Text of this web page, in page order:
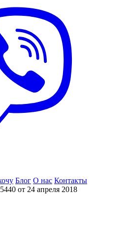
Блог О нас Контакты
от 24 апреля 2018